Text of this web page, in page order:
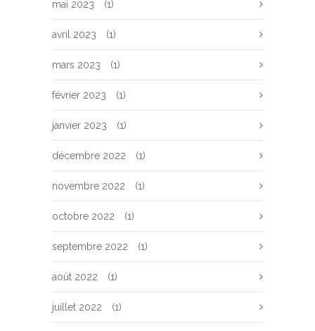
mai 2023 (1)
avril 2023 (1)
mars 2023 (1)
février 2023 (1)
janvier 2023 (1)
décembre 2022 (1)
novembre 2022 (1)
octobre 2022 (1)
septembre 2022 (1)
août 2022 (1)
juillet 2022 (1)